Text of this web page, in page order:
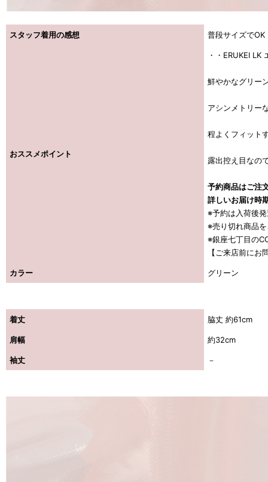
スタッフ着用の感想 普段サイズでOK
おススメポイント
・・ERUKEI LK
鮮やかなグリー
アシンメトリー
程よくフィット
露出控え目なの
予約商品はご注
詳しいお届け時
※予約は入荷後
※売り切れ商品
※銀座七丁目の
【ご来店前にお
カラー グリーン
着丈 脇丈 約61cm
肩幅 約32cm
袖丈 －